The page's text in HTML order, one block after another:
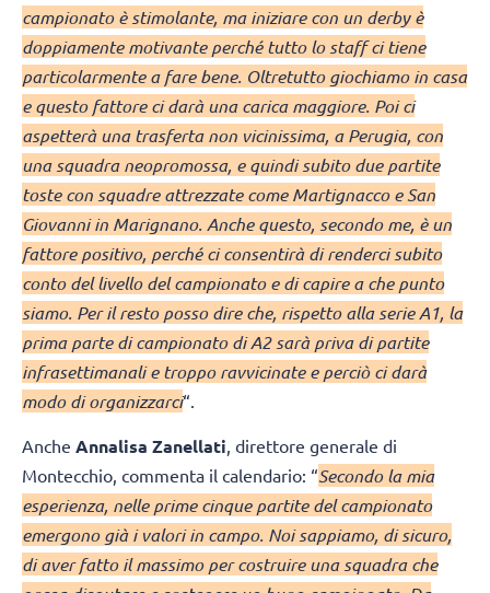
campionato è stimolante, ma iniziare con un derby è
doppiamente motivante perché tutto lo staff ci tiene
particolarmente a fare bene. Oltretutto giochiamo in casa
e questo fattore ci darà una carica maggiore. Poi ci
aspetterà una trasferta non vicinissima, a Perugia, con
una squadra neopromossa, e quindi subito due partite
toste con squadre attrezzate come Martignacco e San
Giovanni in Marignano. Anche questo, secondo me, è un
fattore positivo, perché ci consentirà di renderci subito
conto del livello del campionato e di capire a che punto
siamo. Per il resto posso dire che, rispetto alla serie A1, la
prima parte di campionato di A2 sarà priva di partite
infrasettimanali e troppo ravvicinate e perciò ci darà
modo di organizzarci“.
Anche Annalisa Zanellati , direttore generale di
Montecchio, commenta il calendario: “Secondo la mia
esperienza, nelle prime cinque partite del campionato
emergono già i valori in campo. Noi sappiamo, di sicuro,
di aver fatto il massimo per costruire una squadra che